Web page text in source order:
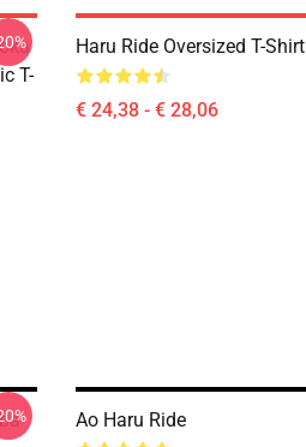
T-
Haru Ride Oversized T-Shirt
€ 24,38 - € 28,06
Ao Haru Ride